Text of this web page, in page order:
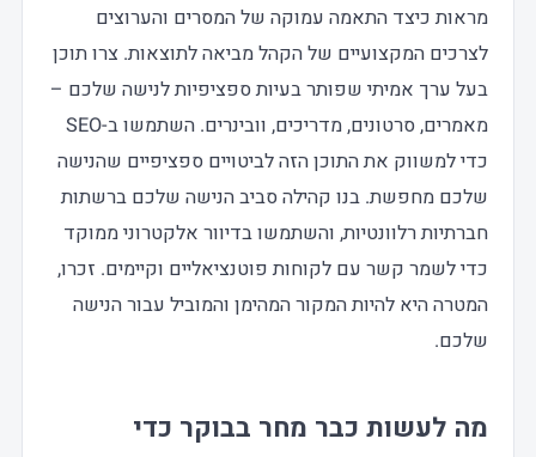
מראות כיצד התאמה עמוקה של המסרים והערוצים
לצרכים המקצועיים של הקהל מביאה לתוצאות. צרו תוכן
בעל ערך אמיתי שפותר בעיות ספציפיות לנישה שלכם –
מאמרים, סרטונים, מדריכים, וובינרים. השתמשו ב-SEO
כדי למשווק את התוכן הזה לביטויים ספציפיים שהנישה
שלכם מחפשת. בנו קהילה סביב הנישה שלכם ברשתות
חברתיות רלוונטיות, והשתמשו בדיוור אלקטרוני ממוקד
כדי לשמר קשר עם לקוחות פוטנציאליים וקיימים. זכרו,
המטרה היא להיות המקור המהימן והמוביל עבור הנישה
שלכם.
מה לעשות כבר מחר בבוקר כדי